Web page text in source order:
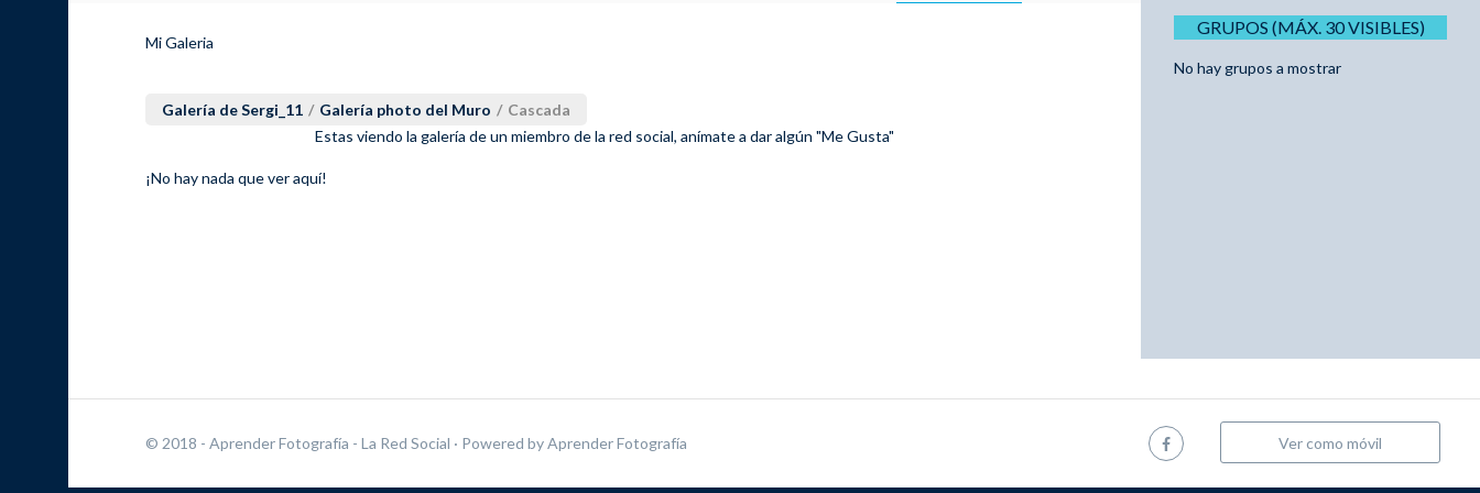
Mi Galeria
Galería de Sergi_11 / Galería photo del Muro / Cascada
Estas viendo la galería de un miembro de la red social, anímate a dar algún "Me Gusta"
¡No hay nada que ver aquí!
GRUPOS (MÁX. 30 VISIBLES)
No hay grupos a mostrar
© 2018 - Aprender Fotografía - La Red Social · Powered byAprender Fotografía